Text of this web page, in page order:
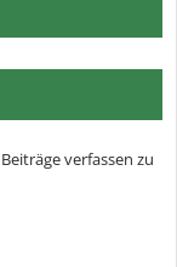
verfassen zu